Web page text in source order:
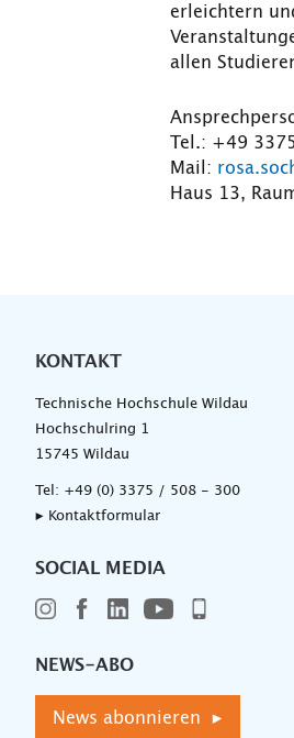
erleichtern
allen
Tel.: +49
Mail:
Haus 13,
KONTAKT
Technische Hochschule Wildau
Hochschulring 1
15745 Wildau
Tel: +49 (0) 3375 / 508 - 300
▸ Kontaktformular
SOCIAL MEDIA
NEWS-ABO
News abonnieren ▸